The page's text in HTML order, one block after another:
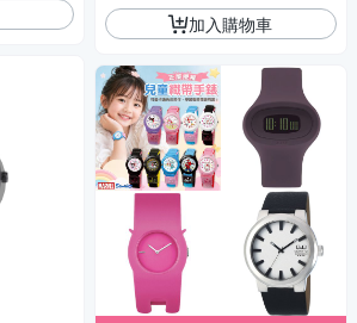
加入購物車